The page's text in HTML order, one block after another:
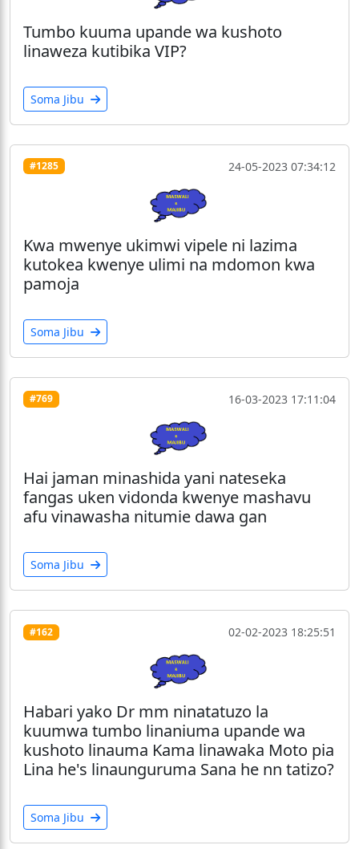
Tumbo kuuma upande wa kushoto
linaweza kutibika VIP?
Soma Jibu
#1285 24-05-2023 07:34:12
Kwa mwenye ukimwi vipele ni lazima
kutokea kwenye ulimi na mdomon kwa
pamoja
Soma Jibu
#769 16-03-2023 17:11:04
Hai jaman minashida yani nateseka
fangas uken vidonda kwenye mashavu
afu vinawasha nitumie dawa gan
Soma Jibu
#162 02-02-2023 18:25:51
Habari yako Dr mm ninatatuzo la
kuumwa tumbo linaniuma upande wa
kushoto linauma Kama linawaka Moto pia
Lina he's linaunguruma Sana he nn tatizo?
Soma Jibu